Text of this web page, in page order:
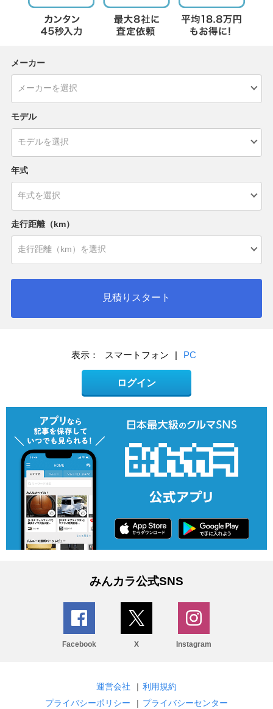
メーカー
モデル
年式
走行距離（km）
見積りスタート
表示： スマートフォン | PC
ログイン
みんカラ公式SNS
Facebook X Instagram
運営会社 | 利用規約
プライバシーポリシー
| プライバシーセンター